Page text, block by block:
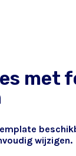
met
wijzigen.